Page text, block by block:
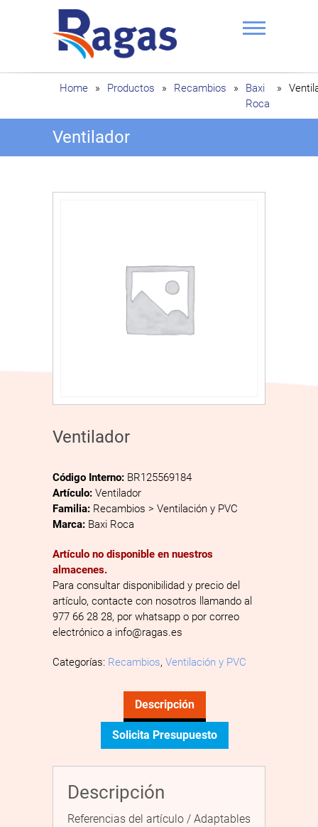
Ragas
Home » Productos » Recambios »
Baxi
Roca
»
Ventilador
Ventilador
Código Interno: BR125569184
Artículo: Ventilador
Familia: Recambios > Ventilación y PVC
Marca: Baxi Roca
Artículo no disponible en nuestros
almacenes.
Para consultar disponibilidad y precio del
artículo, contacte con nosotros llamando al
977 66 28 28, por whatsapp o por correo
electrónico a info@ragas.es
Categorías: Recambios, Ventilación y PVC
Descripción
Solicita Presupuesto
Descripción
Referencias del artículo / Adaptables